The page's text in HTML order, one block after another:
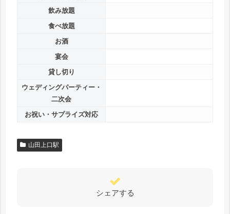
飲み放題
食べ放題
お酒
宴会
貸し切り
ウェディングパーティー・
二次会
お祝い・サプライズ対応
山田上口駅
シェアする